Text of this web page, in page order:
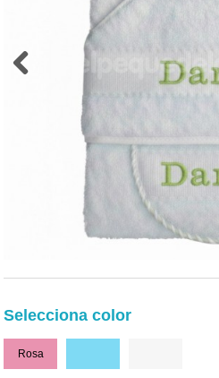
Selecciona color
Rosa